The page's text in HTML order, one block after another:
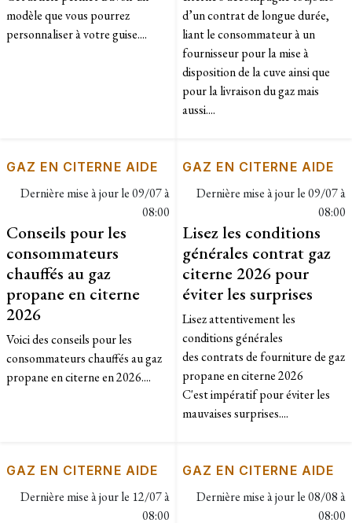
modèle que vous pourrez
personnaliser à votre guise....
d’un contrat de longue durée,
liant le consommateur à un
fournisseur pour la mise à
disposition de la cuve ainsi que
pour la livraison du gaz mais
aussi....
GAZ EN CITERNE AIDE
Dernière mise à jour le09/07 à
08:00
Conseils pour les
consommateurs
chauffés au gaz
propane en citerne
2026
Voici des conseils pour les
consommateurs chauffés au gaz
propane en citerne en 2026....
GAZ EN CITERNE AIDE
Dernière mise à jour le09/07 à
08:00
Lisez les conditions
générales contrat gaz
citerne 2026 pour
éviter les surprises
Lisez attentivement les
conditions générales
des contrats de fourniture de gaz
propane en citerne 2026
C'est impératif pour éviter les
mauvaises surprises....
GAZ EN CITERNE AIDE
Dernière mise à jour le 12/07 à
08:00
GAZ EN CITERNE AIDE
Dernière mise à jour le08/08 à
08:00